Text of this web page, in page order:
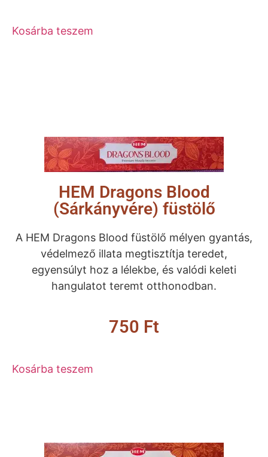
Kosárba teszem
HEM Dragons Blood
(Sárkányvére) füstölő
A HEM Dragons Blood füstölő mélyen gyantás,
védelmező illata megtisztítja teredet,
egyensúlyt hoz a lélekbe, és valódi keleti
hangulatot teremt otthonodban.
750 Ft
Kosárba teszem